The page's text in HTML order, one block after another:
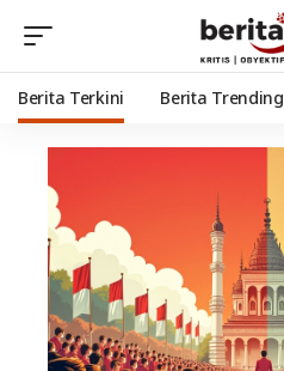
Berita Terkini Berita Trending